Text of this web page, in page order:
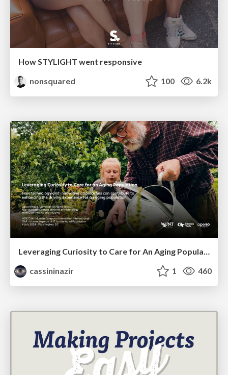
How STYLIGHT went responsive
nonsquared
100 6.2k
Leveraging Curiosity to Care for An Aging Population
cassininazir
1 460